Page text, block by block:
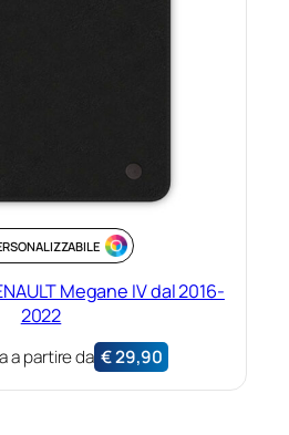
Megane IV dal 2016-
2022
a partire da €29,90